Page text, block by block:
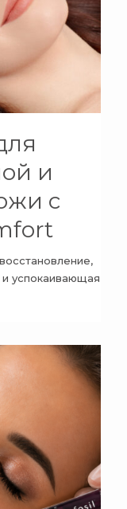
и
с
успокаивающая